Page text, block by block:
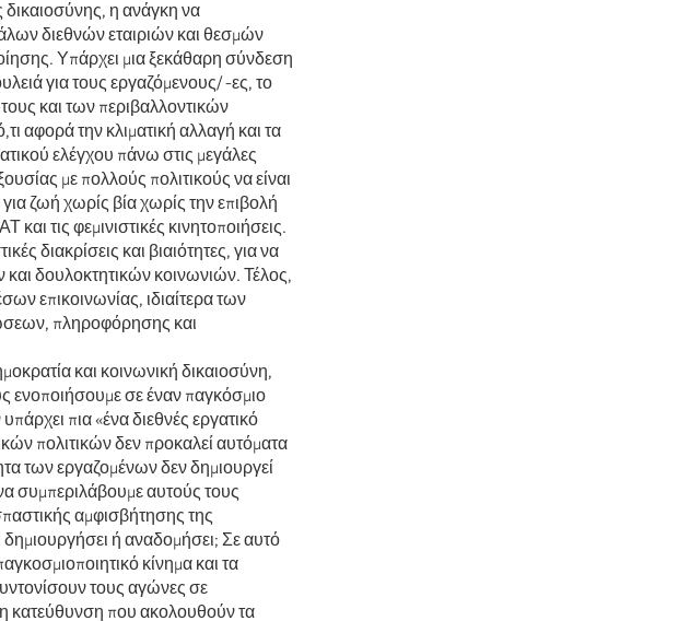
δικαιοσύνης, η ανάγκη να
διεθνών εταιριών και θεσμών
Υπάρχει μια ξεκάθαρη σύνδεση
για τους εργαζόμενους/ -ες, το
και των περιβαλλοντικών
αφορά την κλιματική αλλαγή και τα
ελέγχου πάνω στις μεγάλες
με πολλούς πολιτικούς να είναι
ζωή χωρίς βία χωρίς την επιβολή
τις φεμινιστικές κινητοποιήσεις.
διακρίσεις και βιαιότητες, για να
και δουλοκτητικών κοινωνιών. Τέλος,
επικοινωνίας, ιδιαίτερα των
πληροφόρησης και
και κοινωνική δικαιοσύνη,
ενοποιήσουμε σε έναν παγκόσμιο
πια «ένα διεθνές εργατικό
πολιτικών δεν προκαλεί αυτόματα
των εργαζομένων δεν δημιουργεί
συμπεριλάβουμε αυτούς τους
αμφισβήτησης της
δημιουργήσει ή αναδομήσει; Σε αυτό
κίνημα και τα
τους αγώνες σε
η κατεύθυνση που ακολουθούν τα